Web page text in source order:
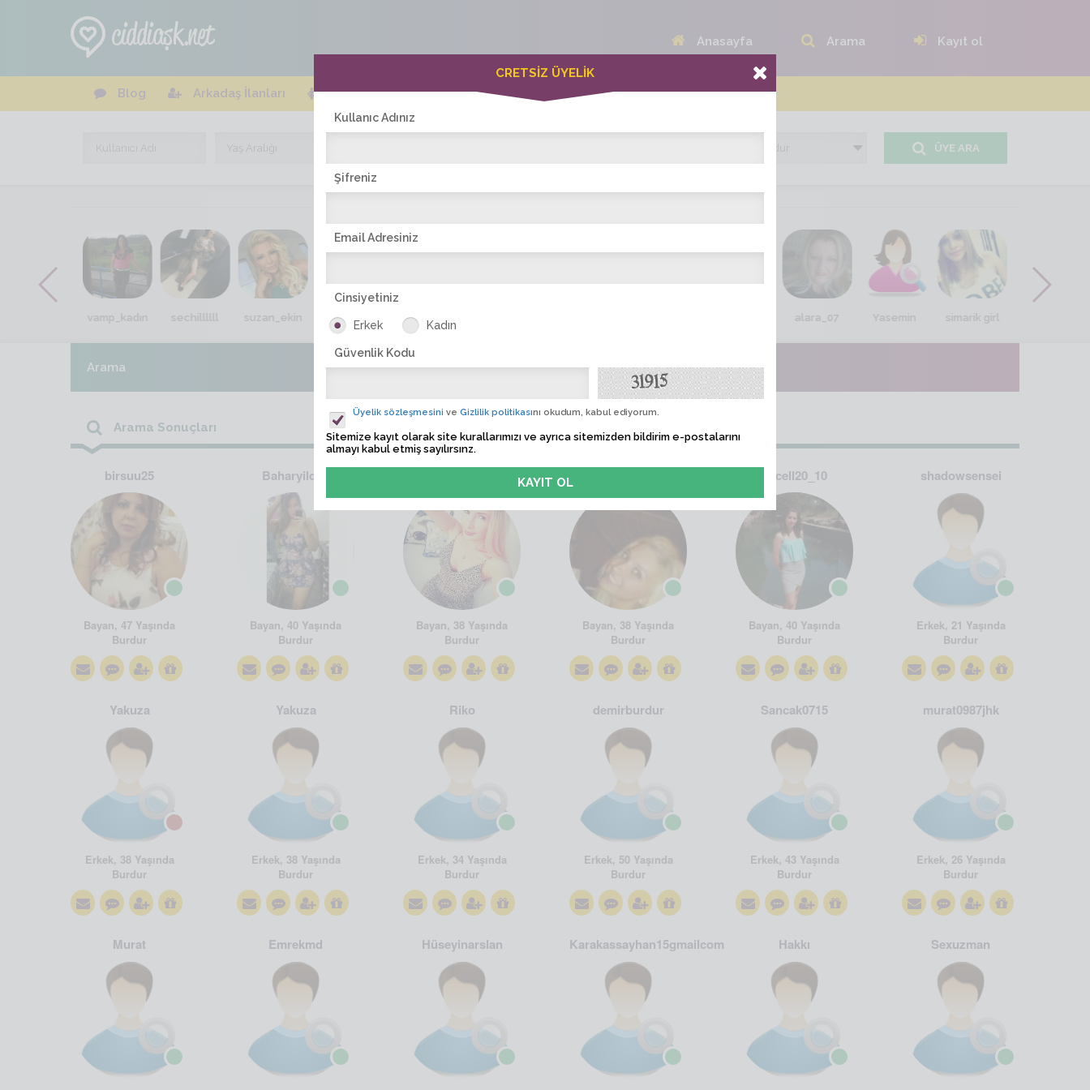
Anasayfa Arama Kayıt ol
Blog Arkadaş İlanları Online Bayanlar(538) Online Erkekler(376)
ÜYE ARA
vamp_kadın sechillllll suzan_ekin Yagmurrrrrrrr aşkın_smsn alara_07 Yasemin simarik girl
Arama
Arama Sonuçları
birsuu25
Bayan, 47 Yaşında
Burdur
Baharyildizi
Bayan, 40 Yaşında
Burdur
Bayan, 38 Yaşında
Burdur
Bayan, 38 Yaşında
Burdur
aycell20_10
Bayan, 40 Yaşında
Burdur
shadowsensei
Erkek, 21 Yaşında
Burdur
Yakuza
Erkek, 38 Yaşında
Burdur
Yakuza
Erkek, 38 Yaşında
Burdur
Riko
Erkek, 34 Yaşında
Burdur
demirburdur
Erkek, 50 Yaşında
Burdur
Sancak0715
Erkek, 43 Yaşında
Burdur
murat0987jhk
Erkek, 26 Yaşında
Burdur
Murat Emrekmd Hüseyinarslan Karakassayhan15gmailcom Hakkı Sexuzman
CRETSİZ ÜYELİK
Kullanıc Adınız
Şifreniz
Email Adresiniz
Cinsiyetiniz
Erkek Kadın
Güvenlik Kodu
Üyelik sözleşmesini ve Gizlilik politikasını okudum, kabul ediyorum.
Sitemize kayıt olarak site kurallarımızı ve ayrıca sitemizden bildirim e-postalarını
almayı kabul etmiş sayılırsınz.